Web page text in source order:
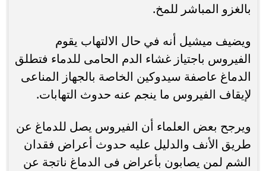
بالغزو المباشر للمخ.
ويضيف ميشيل أنه في حال الالتهاب يقوم
الفيروس باجتياز غشاء الدم الحامى للدماء فتطلق
الدماغ عاصفة سيدوكين الخاصة بالجهاز المناعى
لإيقاف الفيروس ما ينجم عنه حدوث التهابات.
ويرجح بعض العلماء أن الفيروس يصل للدماغ عن
طريق الأنف والدليل عليه حدوث أعراض فقدان
الشم لمن يصابون بأعراض فى الدماغ ناتجة عن